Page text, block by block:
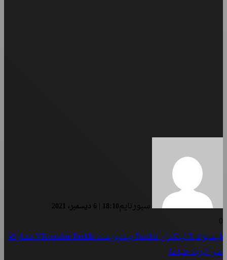
سبورتايم18:10 | 6 ديسمبر، 2021
0
فيسبوك‫Xلينكدإن بينتيريست
مشاركة
عبر البريدطباعة